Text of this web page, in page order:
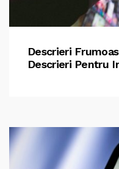
Descrieri
Descrieri Pentru